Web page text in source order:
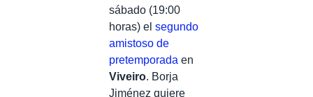
sábado (19:00
horas) el segundo
amistoso de
pretemporada en
Viveiro. Borja
Jiménez quiere